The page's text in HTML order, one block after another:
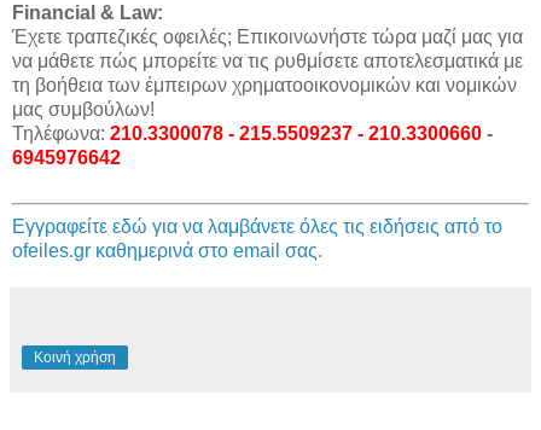
Financial & Law:
Έχετε τραπεζικές οφειλές; Επικοινωνήστε τώρα μαζί μας για
να μάθετε πώς μπορείτε να τις ρυθμίσετε αποτελεσματικά με
τη βοήθεια των έμπειρων χρηματοοικονομικών και νομικών
μας συμβούλων!
Τηλέφωνα: 210.3300078 - 215.5509237 - 210.3300660 -
6945976642
Εγγραφείτε εδώ για να λαμβάνετε όλες τις ειδήσεις από το
ofeiles.gr καθημερινά στο email σας.
Κοινή χρήση